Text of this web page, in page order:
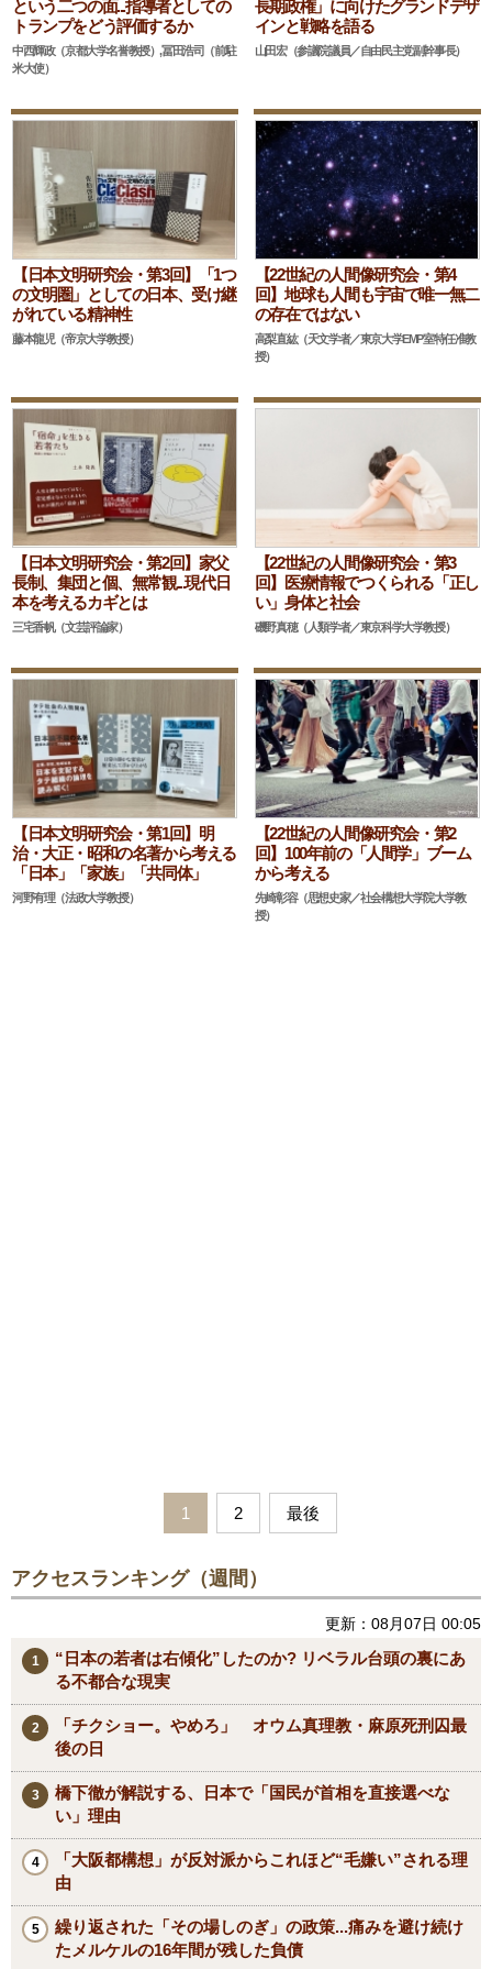
という二つの面...指導者としての
トランプをどう評価するか
中西輝政（京都大学名誉教授）,冨田浩司（前駐
米大使）
長期政権」に向けたグランドデザ
インと戦略を語る
山田宏（参議院議員／自由民主党副幹事長）
【日本文明研究会・第3回】「1つ
の文明圏」としての日本、受け継
がれている精神性
藤本龍児（帝京大学教授）
【22世紀の人間像研究会・第4
回】地球も人間も宇宙で唯一無二
の存在ではない
高梨直紘（天文学者／東京大学EMP室特任准教
授）
【日本文明研究会・第2回】家父
長制、集団と個、無常観...現代日
本を考えるカギとは
三宅香帆（文芸評論家）
【22世紀の人間像研究会・第3
回】医療情報でつくられる「正し
い」身体と社会
磯野真穂（人類学者／東京科学大学教授）
【日本文明研究会・第1回】明
治・大正・昭和の名著から考える
「日本」「家族」「共同体」
河野有理（法政大学教授）
【22世紀の人間像研究会・第2
回】100年前の「人間学」ブーム
から考える
先崎彰容（思想史家／社会構想大学院大学教
授）
1 2 最後
アクセスランキング（週間）
更新：08月07日 00:05
“日本の若者は右傾化”したのか? リベラル台頭の裏にあ
る不都合な現実
「チクショー。やめろ」 オウム真理教・麻原死刑囚最
後の日
橋下徹が解説する、日本で「国民が首相を直接選べな
い」理由
「大阪都構想」が反対派からこれほど“毛嫌い”される理
由
繰り返された「その場しのぎ」の政策...痛みを避け続け
たメルケルの16年間が残した負債